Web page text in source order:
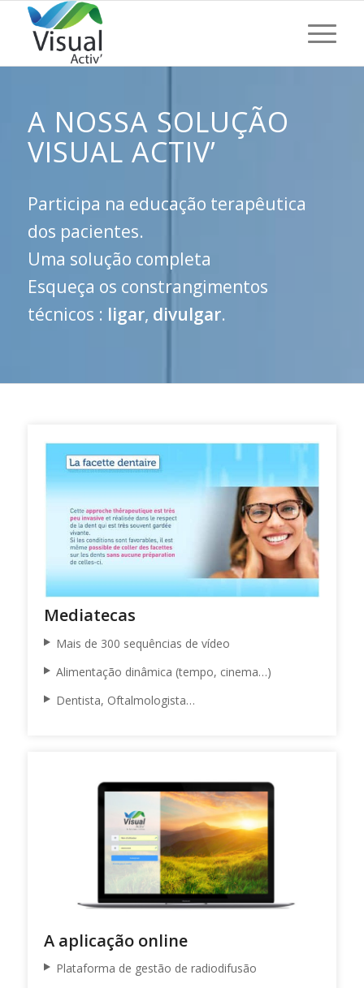
A NOSSA SOLUÇÃO
VISUAL ACTIV’
Participa na educação terapêutica
dos pacientes.
Uma solução completa
Esqueça os constrangimentos
técnicos : ligar, divulgar.
Mediatecas
Mais de 300 sequências de vídeo
Alimentação dinâmica (tempo, cinema…)
Dentista, Oftalmologista…
A aplicação online
Plataforma de gestão de radiodifusão